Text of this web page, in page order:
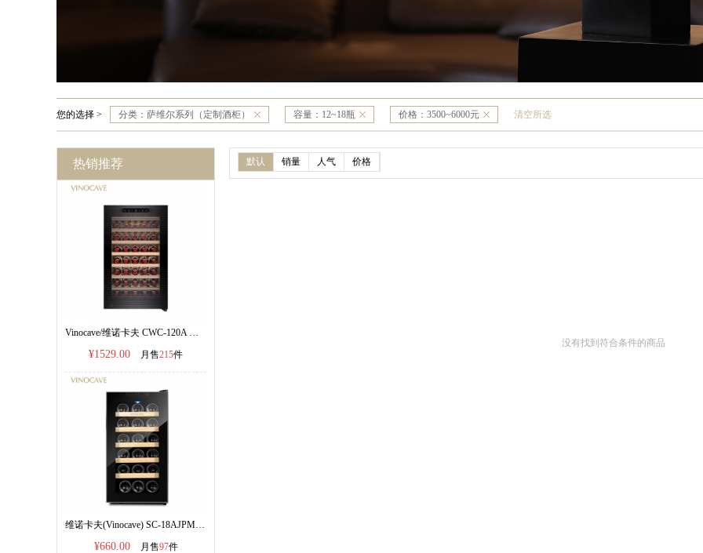
您的选择 > 分类： 萨维尔系列（定制酒柜） 容量： 12~18瓶 价格： 3500~6000元 清空所选
热销推荐
Vinocave/维诺卡夫 CWC-120A 压缩机恒温红酒柜120L容量
¥1529.00 月售215件
维诺卡夫(Vinocave) SC-18AJPM电子恒温红酒柜|官方正品
¥660.00 月售97件
默认 销量 人气 价格
没有找到符合条件的商品